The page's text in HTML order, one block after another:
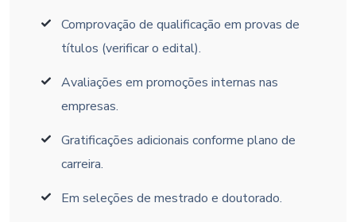
Comprovação de qualificação em provas de
títulos (verificar o edital).
Avaliações em promoções internas nas
empresas.
Gratificações adicionais conforme plano de
carreira.
Em seleções de mestrado e doutorado.